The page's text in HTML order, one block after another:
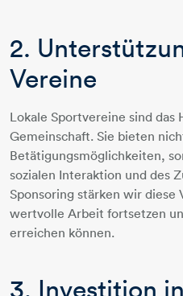
2.
Vereine
Lokale Sportvereine sind das
Gemeinschaft. Sie bieten
Betätigungsmöglichkeiten,
sozialen Interaktion und des
Sponsoring stärken wir diese
wertvolle Arbeit fortsetzen
erreichen können.
3. Investition